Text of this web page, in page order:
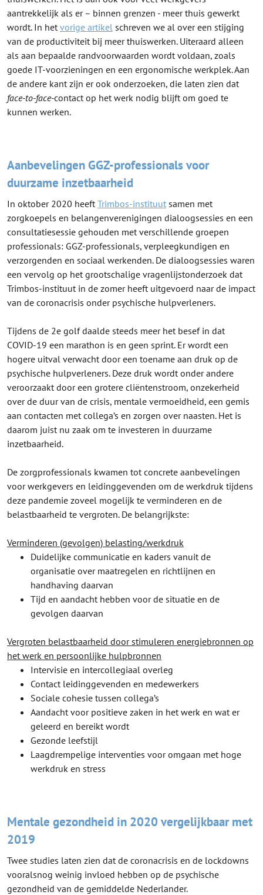
aantrekkelijk als er – binnen grenzen - meer thuis gewerkt
wordt. In hetvorige artikel schreven we al over een stijging
van de productiviteit bij meer thuiswerken. Uiteraard alleen
als aan bepaalde randvoorwaarden wordt voldaan, zoals
goede IT-voorzieningen en een ergonomische werkplek. Aan
de andere kant zijn er ook onderzoeken, die laten zien dat
face-to-face-contact op het werk nodig blijft om goed te
kunnen werken.
Aanbevelingen GGZ-professionals voor
duurzame inzetbaarheid
In oktober 2020 heeftTrimbos-instituut samen met
zorgkoepels en belangenverenigingen dialoogsessies en een
consultatiesessie gehouden met verschillende groepen
professionals: GGZ-professionals, verpleegkundigen en
verzorgenden en sociaal werkenden. De dialoogsessies waren
een vervolg op het grootschalige vragenlijstonderzoek dat
Trimbos-instituut in de zomer heeft uitgevoerd naar de impact
van de coronacrisis onder psychische hulpverleners.
Tijdens de 2e golf daalde steeds meer het besef in dat
COVID-19 een marathon is en geen sprint. Er wordt een
hogere uitval verwacht door een toename aan druk op de
psychische hulpverleners. Deze druk wordt onder andere
veroorzaakt door een grotere cliëntenstroom, onzekerheid
over de duur van de crisis, mentale vermoeidheid, een gemis
aan contacten met collega’s en zorgen over naasten. Het is
daarom juist nu zaak om te investeren in duurzame
inzetbaarheid.
De zorgprofessionals kwamen tot concrete aanbevelingen
voor werkgevers en leidinggevenden om de werkdruk tijdens
deze pandemie zoveel mogelijk te verminderen en de
belastbaarheid te vergroten. De belangrijkste:
Verminderen (gevolgen) belasting/werkdruk
Duidelijke communicatie en kaders vanuit de
organisatie over maatregelen en richtlijnen en
handhaving daarvan
Tijd en aandacht hebben voor de situatie en de
gevolgen daarvan
Vergroten belastbaarheid door stimuleren energiebronnen op
het werk en persoonlijke hulpbronnen
Intervisie en intercollegiaal overleg
Contact leidinggevenden en medewerkers
Sociale cohesie tussen collega’s
Aandacht voor positieve zaken in het werk en wat er
geleerd en bereikt wordt
Gezonde leefstijl
Laagdrempelige interventies voor omgaan met hoge
werkdruk en stress
Mentale gezondheid in 2020 vergelijkbaar met
2019
Twee studies laten zien dat de coronacrisis en de lockdowns
vooralsnog weinig invloed hebben op de psychische
gezondheid van de gemiddelde Nederlander.